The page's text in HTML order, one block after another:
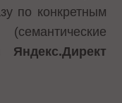
по конкретным